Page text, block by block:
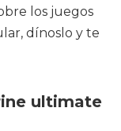
los juegos
dínoslo y te
ultimate